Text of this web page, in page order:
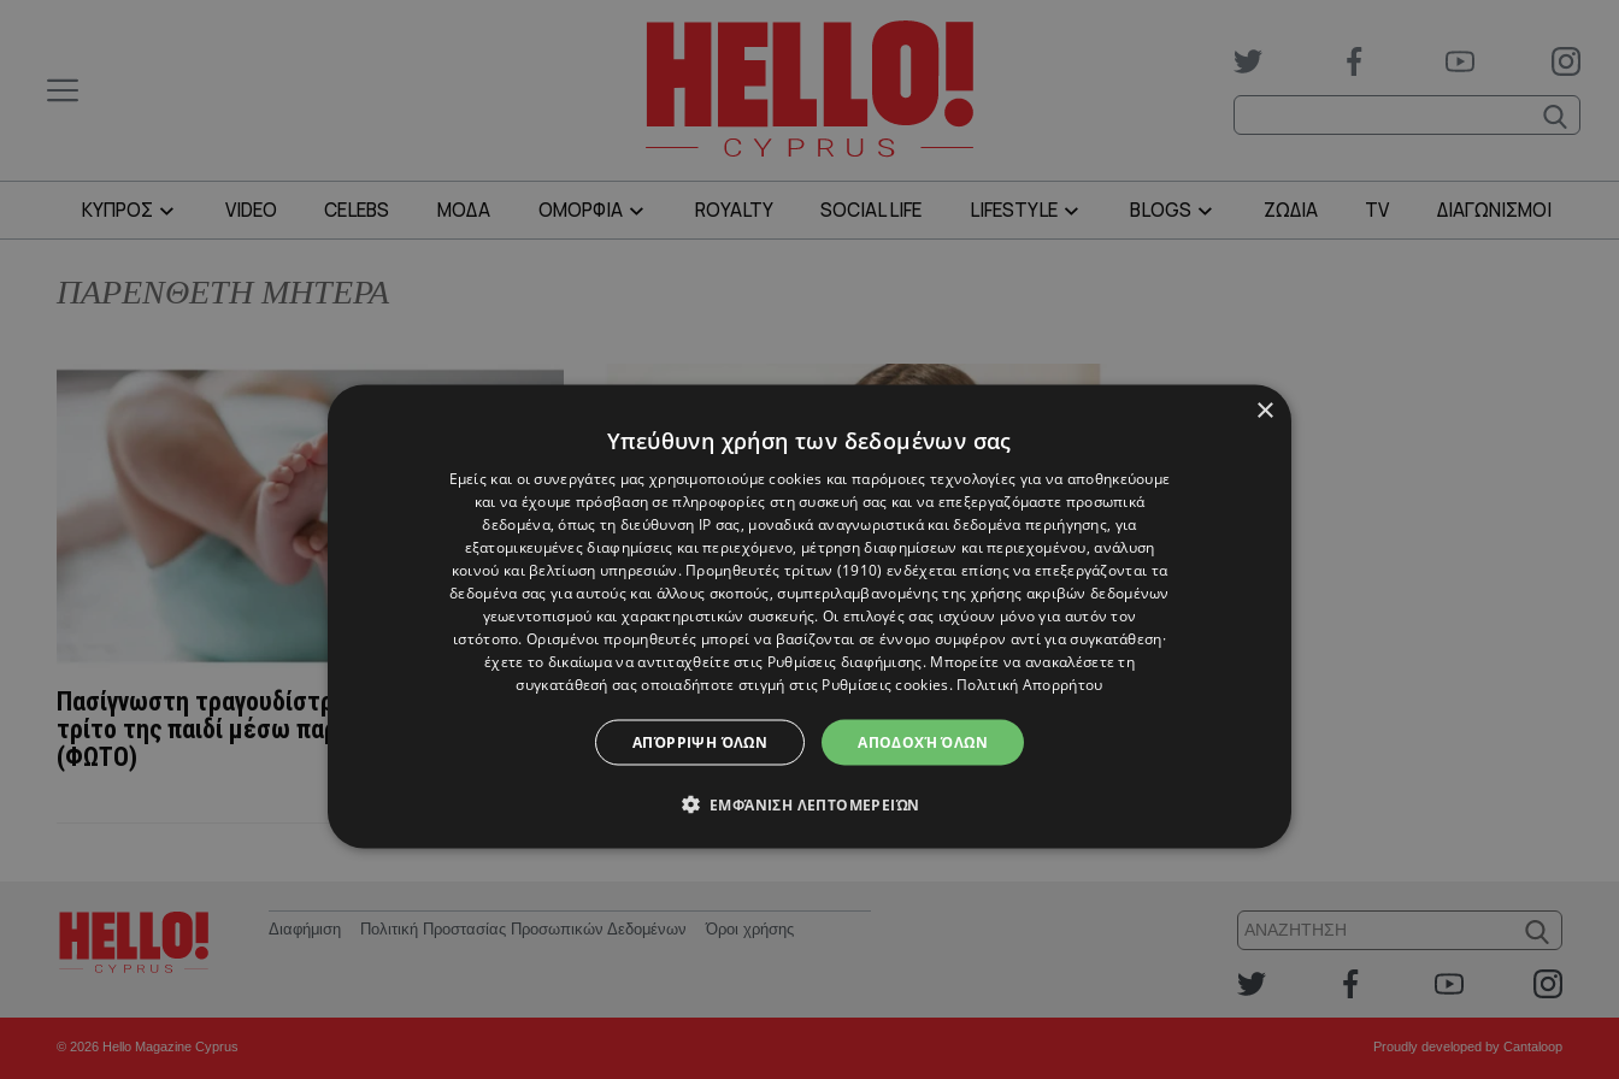
ΚΥΠΡΟΣ VIDEO CELEBS ΜΟΔΑ ΟΜΟΡΦΙΑ ROYALTY SOCIAL LIFE LIFESTYLE BLOGS ΖΩΔΙΑ TV ΔΙΑΓΩΝΙΣΜΟΙ
ΠΑΡΕΝΘΕΤΗ ΜΗΤΕΡΑ
Πασίγνωστη τραγουδίστρια απέκτησε το
τρίτο της παιδί μέσω παρένθετης μητέρας
(ΦΩΤΟ)
Μαρία Μενούνος: «Η παρένθετη μητέρα ήταν η
μόνη επιλογή...»
Διαφήμιση Πολιτική Προστασίας Προσωπικών Δεδομένων Όροι χρήσης
© 2026 Hello Magazine Cyprus Proudly developed by Cantaloop
×
Υπεύθυνη χρήση των δεδομένων σας
Εμείς και οι συνεργάτες μας χρησιμοποιούμε cookies και παρόμοιες τεχνολογίες για να αποθηκεύουμε
και να έχουμε πρόσβαση σε πληροφορίες στη συσκευή σας και να επεξεργαζόμαστε προσωπικά
δεδομένα, όπως τη διεύθυνση IP σας, μοναδικά αναγνωριστικά και δεδομένα περιήγησης, για
εξατομικευμένες διαφημίσεις και περιεχόμενο, μέτρηση διαφημίσεων και περιεχομένου, ανάλυση
κοινού και βελτίωση υπηρεσιών. Προμηθευτές τρίτων (1910) ενδέχεται επίσης να επεξεργάζονται τα
δεδομένα σας για αυτούς και άλλους σκοπούς, συμπεριλαμβανομένης της χρήσης ακριβών δεδομένων
γεωεντοπισμού και χαρακτηριστικών συσκευής. Οι επιλογές σας ισχύουν μόνο για αυτόν τον
ιστότοπο. Ορισμένοι προμηθευτές μπορεί να βασίζονται σε έννομο συμφέρον αντί για συγκατάθεση·
έχετε το δικαίωμα να αντιταχθείτε στις Ρυθμίσεις διαφήμισης. Μπορείτε να ανακαλέσετε τη
συγκατάθεσή σας οποιαδήποτε στιγμή στις Ρυθμίσεις cookies. Πολιτική Απορρήτου
ΑΠΟΔΟΧΉ ΌΛΩΝ
ΑΠΌΡΡΙΨΗ ΌΛΩΝ
ΕΜΦΆΝΙΣΗ ΛΕΠΤΟΜΕΡΕΙΏΝ